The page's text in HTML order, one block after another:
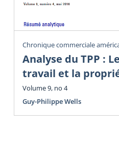
Chronique commerciale
Analyse du TPP :
travail et la
Volume 9, no 4
Guy-Philippe Wells